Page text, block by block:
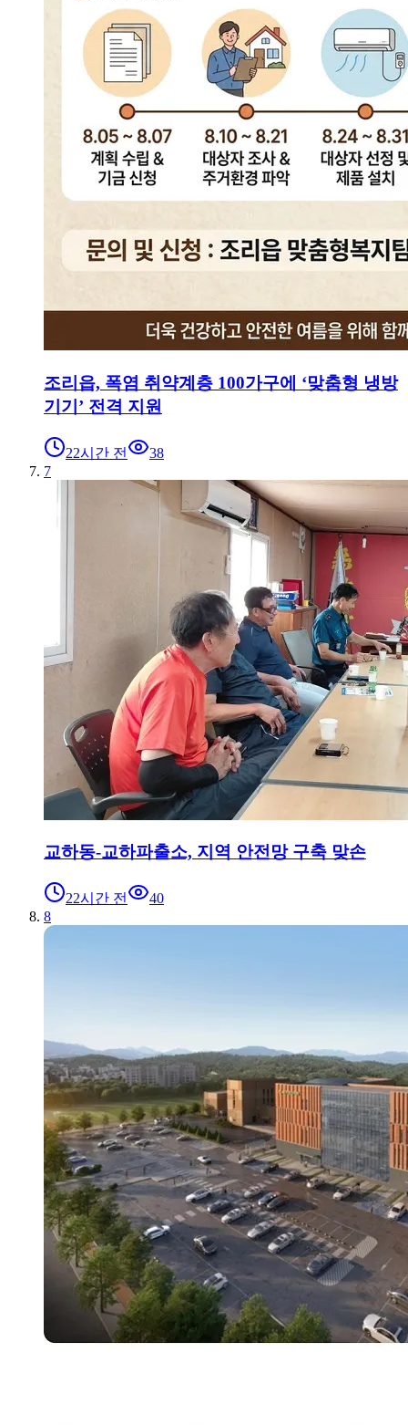
조리읍, 폭염 취약계층 100가구에 ‘맞춤형 냉방
기기’ 전격 지원
22시간 전
38
7
교하동-교하파출소, 지역 안전망 구축 맞손
22시간 전
40
8